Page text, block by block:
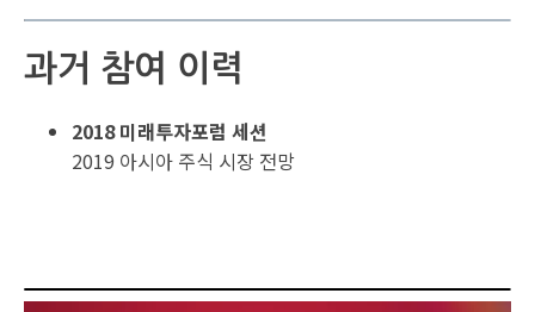
과거 참여 이력
2018 미래투자포럼 세션
2019 아시아 주식 시장 전망